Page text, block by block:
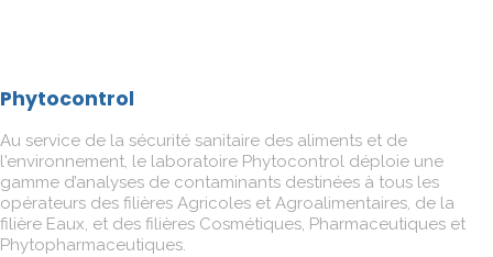
Phytocontrol
Au service de la sécurité sanitaire des aliments et de
l'environnement, le laboratoire Phytocontrol déploie une
gamme d’analyses de contaminants destinées à tous les
opérateurs des filières Agricoles et Agroalimentaires, de la
filière Eaux, et des filières Cosmétiques, Pharmaceutiques et
Phytopharmaceutiques.